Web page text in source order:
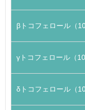
βトコフェロール（
γトコフェロール（
δトコフェロール（